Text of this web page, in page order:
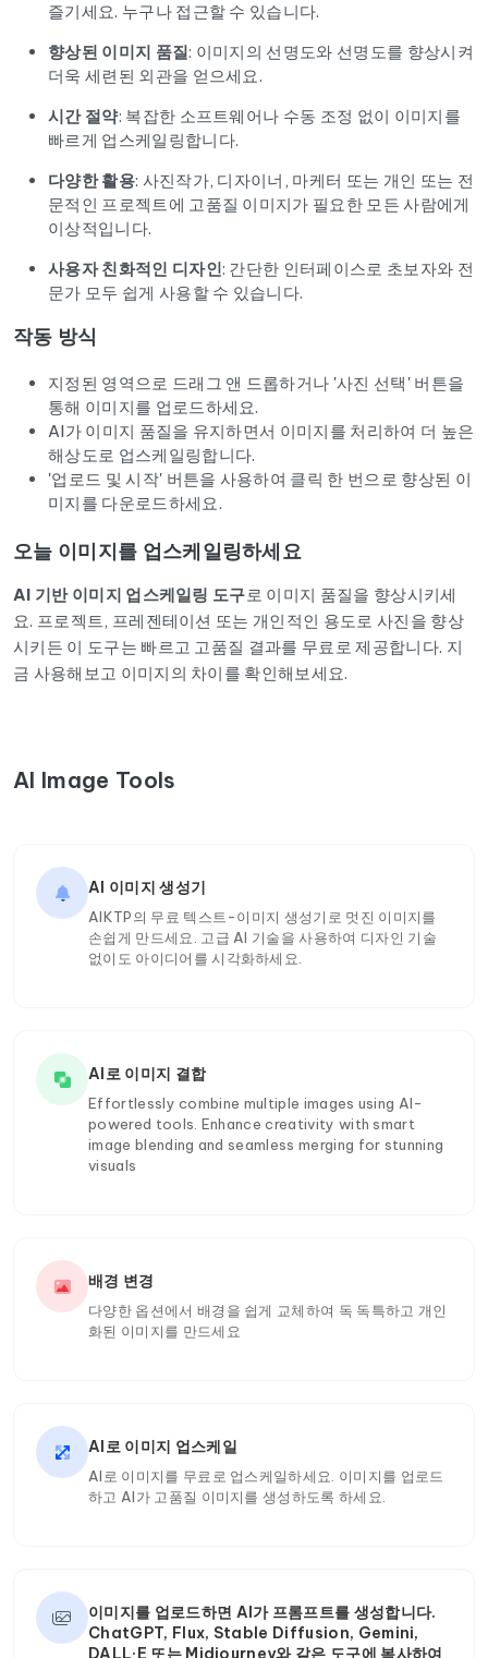
즐기세요. 누구나 접근할 수 있습니다.
향상된 이미지 품질: 이미지의 선명도와 선명도를 향상시켜
더욱 세련된 외관을 얻으세요.
시간 절약: 복잡한 소프트웨어나 수동 조정 없이 이미지를
빠르게 업스케일링합니다.
다양한 활용: 사진작가, 디자이너, 마케터 또는 개인 또는 전
문적인 프로젝트에 고품질 이미지가 필요한 모든 사람에게
이상적입니다.
사용자 친화적인 디자인: 간단한 인터페이스로 초보자와 전
문가 모두 쉽게 사용할 수 있습니다.
작동 방식
지정된 영역으로 드래그 앤 드롭하거나 '사진 선택' 버튼을
통해 이미지를 업로드하세요.
AI가 이미지 품질을 유지하면서 이미지를 처리하여 더 높은
해상도로 업스케일링합니다.
'업로드 및 시작' 버튼을 사용하여 클릭 한 번으로 향상된 이
미지를 다운로드하세요.
오늘 이미지를 업스케일링하세요
AI 기반 이미지 업스케일링 도구로 이미지 품질을 향상시키세
요. 프로젝트, 프레젠테이션 또는 개인적인 용도로 사진을 향상
시키든 이 도구는 빠르고 고품질 결과를 무료로 제공합니다. 지
금 사용해보고 이미지의 차이를 확인해보세요.
AI Image Tools
AI 이미지 생성기
AIKTP의 무료 텍스트-이미지 생성기로 멋진 이미지를
손쉽게 만드세요. 고급 AI 기술을 사용하여 디자인 기술
없이도 아이디어를 시각화하세요.
AI로 이미지 결합
Effortlessly combine multiple images using AI-
powered tools. Enhance creativity with smart
image blending and seamless merging for stunning
visuals
배경 변경
다양한 옵션에서 배경을 쉽게 교체하여 독 독특하고 개인
화된 이미지를 만드세요
AI로 이미지 업스케일
AI로 이미지를 무료로 업스케일하세요. 이미지를 업로드
하고 AI가 고품질 이미지를 생성하도록 하세요.
이미지를 업로드하면 AI가 프롬프트를 생성합니다.
ChatGPT, Flux, Stable Diffusion, Gemini,
DALL·E 또는 Midjourney와 같은 도구에 복사하여